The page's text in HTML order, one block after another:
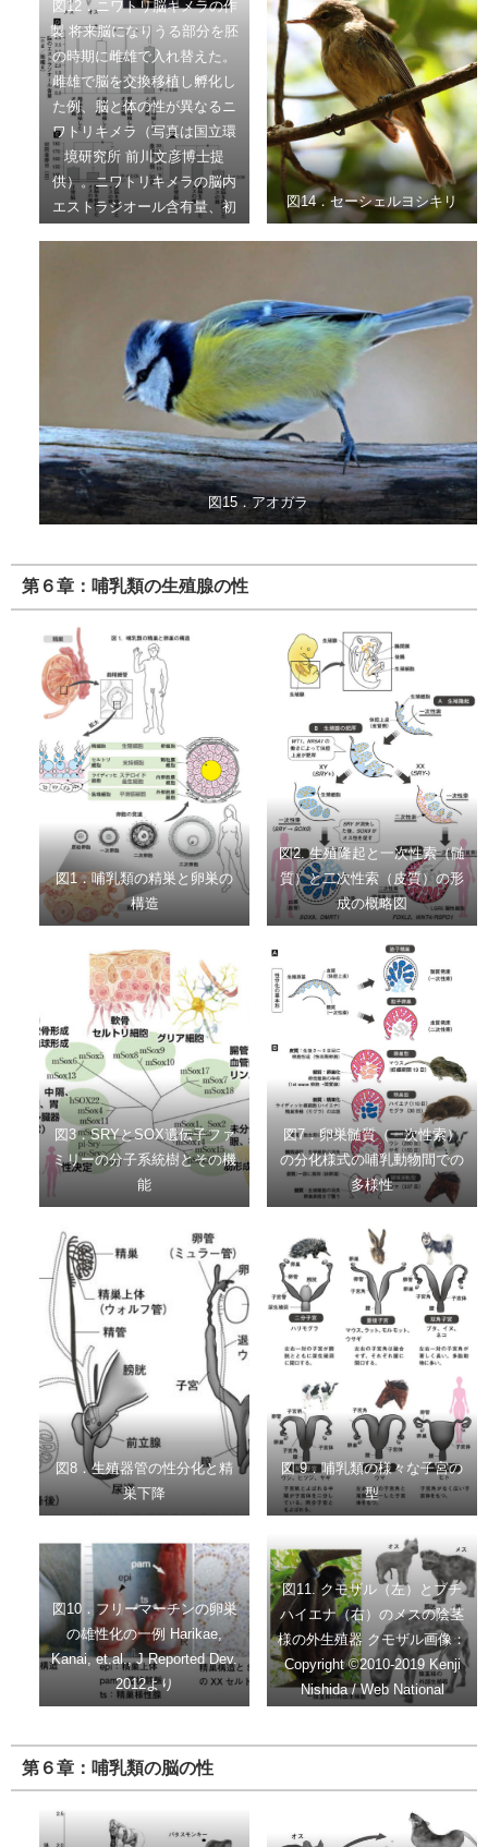
ステロンを埋め込んだカナリ
アは長い歌をうたう。精巣除
去は精巣から分泌されるテス
トステロンをなくすために行
われる。 文献13より許可を
得て改変
図12．ニワトリ脳キメラの作
製 将来脳になりうる部分を胚
の時期に雌雄で入れ替えた。
雌雄で脳を交換移植し孵化し
た例、脳と体の性が異なるニ
ワトリキメラ（写真は国立環
境研究所 前川文彦博士提
供）。ニワトリキメラの脳内
エストラジオール含有量、初
図14．セーシェルヨシキリ
図15．アオガラ
第６章：哺乳類の生殖腺の性
図1．哺乳類の精巣と卵巣の
構造
図2. 生殖隆起と一次性索（髄
質）と二次性索（皮質）の形
成の概略図
図3．SRYとSOX遺伝子ファ
ミリーの分子系統樹とその機
能
図7．卵巣髄質（一次性索）
の分化様式の哺乳動物間での
多様性
図8．生殖器管の性分化と精
巣下降
図 9．哺乳類の様々な子宮の
型
図10．フリーマーチンの卵巣
の雄性化の一例 Harikae,
Kanai, et.al., J Reported Dev.
2012より
図11. クモザル（左）とブチ
ハイエナ（右）のメスの陰茎
様の外生殖器 クモザル画像：
Copyright ©2010-2019 Kenji
Nishida / Web National
第６章：哺乳類の脳の性